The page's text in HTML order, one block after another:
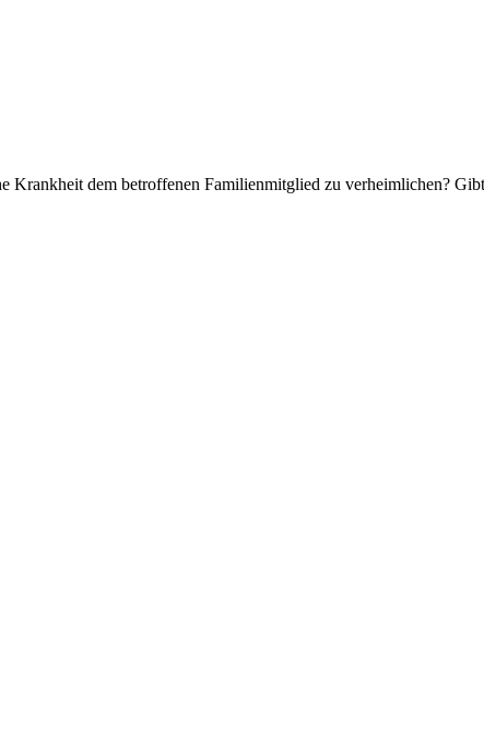
Krankheit dem betroffenen Familienmitglied zu verheimlichen?